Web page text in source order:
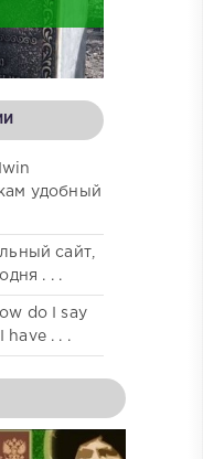
удобный
сайт,
. . .
do I say
have . . .